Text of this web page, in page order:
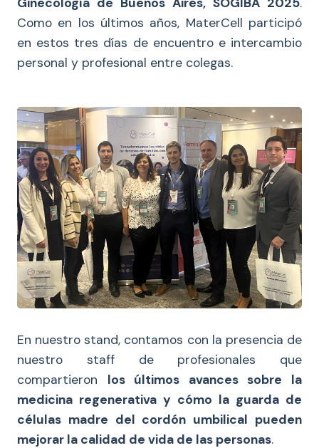
Como en los últimos años, MaterCell participó
en estos tres días de encuentro e intercambio
personal y profesional entre colegas.
En nuestro stand, contamos con la presencia de
nuestro staff de profesionales que
compartieron los últimos avances sobre la
medicina regenerativa y cómo la guarda de
células madre del cordón umbilical pueden
mejorar la calidad de vida de las personas.